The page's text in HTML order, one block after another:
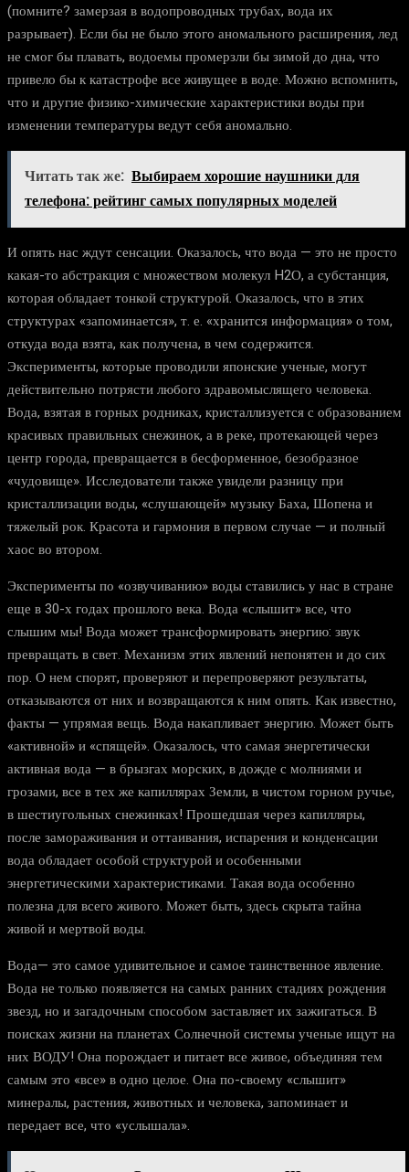
(помните? замерзая в водопроводных трубах, вода их
разрывает). Если бы не было этого аномального расширения, лед
не смог бы плавать, водоемы промерзли бы зимой до дна, что
привело бы к катастрофе все живущее в воде. Можно вспомнить,
что и другие физико-химические характеристики воды при
изменении температуры ведут себя аномально.
Читать так же: Выбираем хорошие наушники для
телефона: рейтинг самых популярных моделей
И опять нас ждут сенсации. Оказалось, что вода — это не просто
какая-то абстракция с множеством молекул H2О, а субстанция,
которая обладает тонкой структурой. Оказалось, что в этих
структурах «запоминается», т. е. «хранится информация» о том,
откуда вода взята, как получена, в чем содержится.
Эксперименты, которые проводили японские ученые, могут
действительно потрясти любого здравомыслящего человека.
Вода, взятая в горных родниках, кристаллизуется с образованием
красивых правильных снежинок, а в реке, протекающей через
центр города, превращается в бесформенное, безобразное
«чудовище». Исследователи также увидели разницу при
кристаллизации воды, «слушающей» музыку Баха, Шопена и
тяжелый рок. Красота и гармония в первом случае — и полный
хаос во втором.
Эксперименты по «озвучиванию» воды ставились у нас в стране
еще в 30-х годах прошлого века. Вода «слышит» все, что
слышим мы! Вода может трансформировать энергию: звук
превращать в свет. Механизм этих явлений непонятен и до сих
пор. О нем спорят, проверяют и перепроверяют результаты,
отказываются от них и возвращаются к ним опять. Как известно,
факты — упрямая вещь. Вода накапливает энергию. Может быть
«активной» и «спящей». Оказалось, что самая энергетически
активная вода — в брызгах морских, в дожде с молниями и
грозами, все в тех же капиллярах Земли, в чистом горном ручье,
в шестиугольных снежинках! Прошедшая через капилляры,
после замораживания и оттаивания, испарения и конденсации
вода обладает особой структурой и особенными
энергетическими характеристиками. Такая вода особенно
полезна для всего живого. Может быть, здесь скрыта тайна
живой и мертвой воды.
Вода— это самое удивительное и самое таинственное явление.
Вода не только появляется на самых ранних стадиях рождения
звезд, но и загадочным способом заставляет их зажигаться. В
поисках жизни на планетах Солнечной системы ученые ищут на
них ВОДУ! Она порождает и питает все живое, объединяя тем
самым это «все» в одно целое. Она по-своему «слышит»
минералы, растения, животных и человека, запоминает и
передает все, что «услышала».